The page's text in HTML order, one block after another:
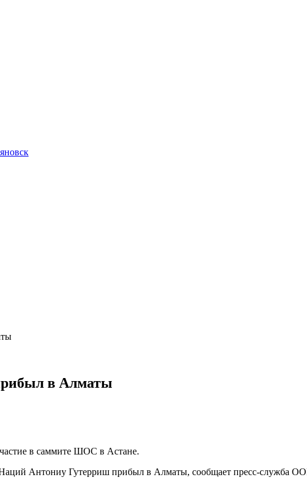
в Алматы
в саммите ШОС в Астане.
Антониу Гутерриш прибыл в Алматы, сообщает пресс-служба